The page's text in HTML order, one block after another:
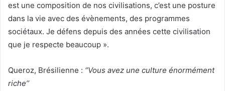
est une composition de nos civilisations, c’est une posture
dans la vie avec des évènements, des programmes
sociétaux. Je défens depuis des années cette civilisation
que je respecte beaucoup ».
Queroz, Brésilienne : ‘’Vous avez une culture énormément
riche’’